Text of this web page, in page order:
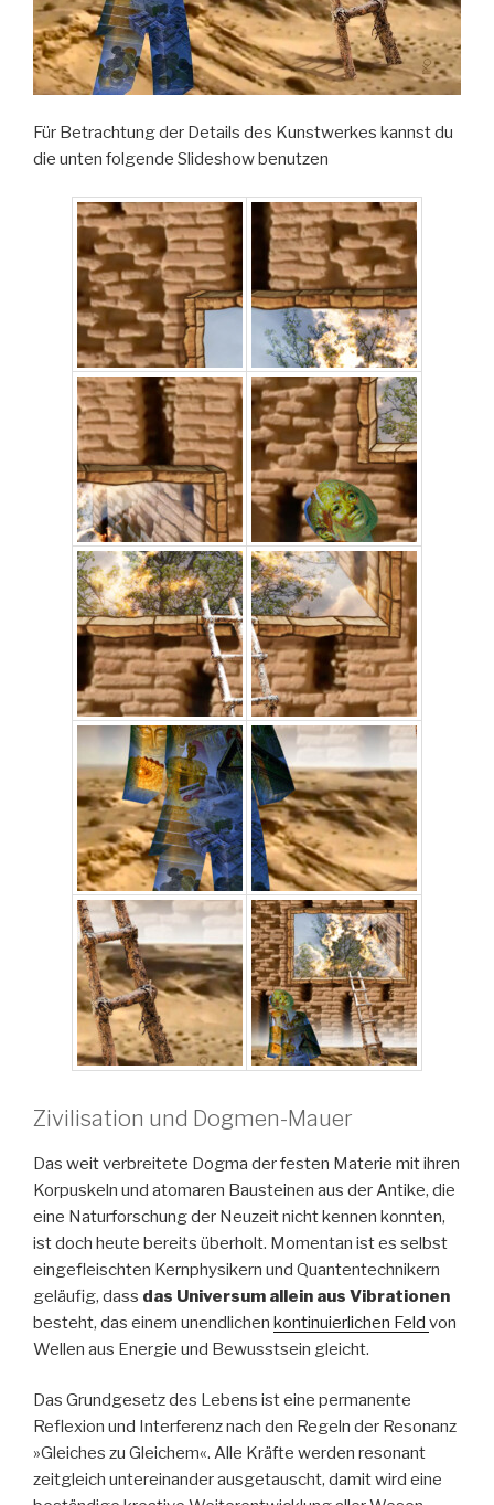
Für Betrachtung der Details des Kunstwerkes kannst du
die unten folgende Slideshow benutzen
Zivilisation und Dogmen-Mauer
Das weit verbreitete Dogma der festen Materie mit ihren
Korpuskeln und atomaren Bausteinen aus der Antike, die
eine Naturforschung der Neuzeit nicht kennen konnten,
ist doch heute bereits überholt. Momentan ist es selbst
eingefleischten Kernphysikern und Quantentechnikern
geläufig, dass das Universum allein aus Vibrationen
besteht, das einem unendlichen kontinuierlichen Feld von
Wellen aus Energie und Bewusstsein gleicht.
Das Grundgesetz des Lebens ist eine permanente
Reflexion und Interferenz nach den Regeln der Resonanz
»Gleiches zu Gleichem«. Alle Kräfte werden resonant
zeitgleich untereinander ausgetauscht, damit wird eine